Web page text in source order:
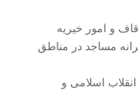
و امور خیریه
مساجد در مناطق
اسلامی و